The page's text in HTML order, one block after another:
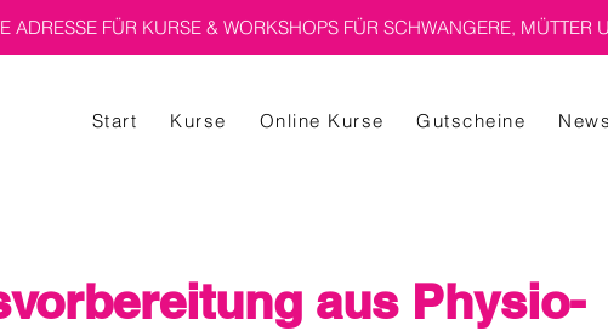
ADRESSE FÜR KURSE & WORKSHOPS FÜR SCHWANGERE, MÜTTER
Start Kurse Online Kurse Gutscheine News
aus Physio-